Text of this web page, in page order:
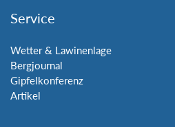
Service
Wetter & Lawinenlage
Bergjournal
Gipfelkonferenz
Artikel